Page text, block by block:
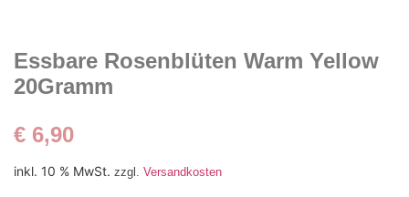
Essbare Rosenblüten Warm Yellow
20Gramm
€ 6,90
inkl. 10 % MwSt. zzgl. Versandkosten